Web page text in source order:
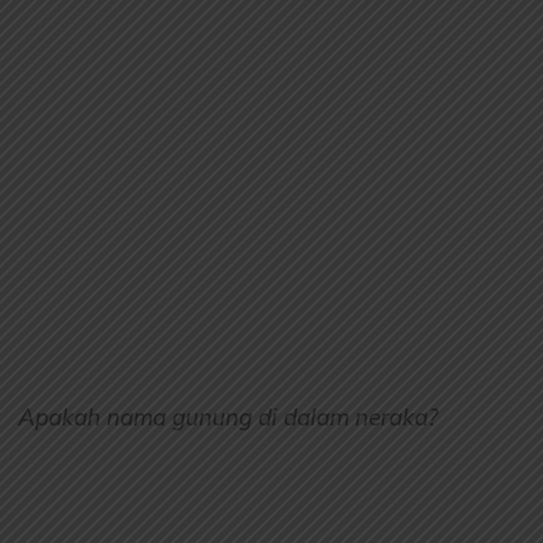
Apakah nama gunung di dalam neraka?